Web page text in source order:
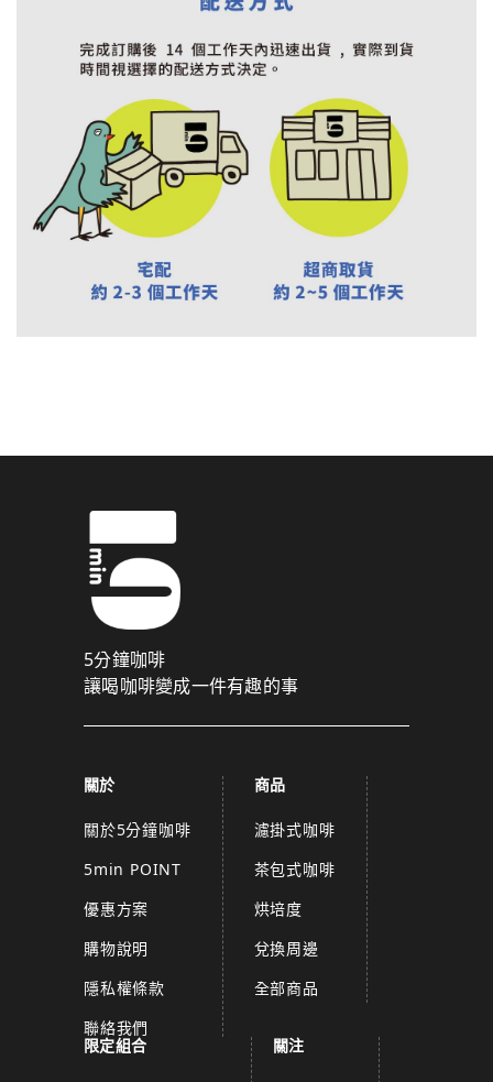
5分鐘咖啡
讓喝咖啡變成一件有趣的事
關於
關於5分鐘咖啡
5min POINT
優惠方案
購物說明
隱私權條款
聯絡我們
商品
濾掛式咖啡
茶包式咖啡
烘培度
兌換周邊
全部商品
限定組合 關注